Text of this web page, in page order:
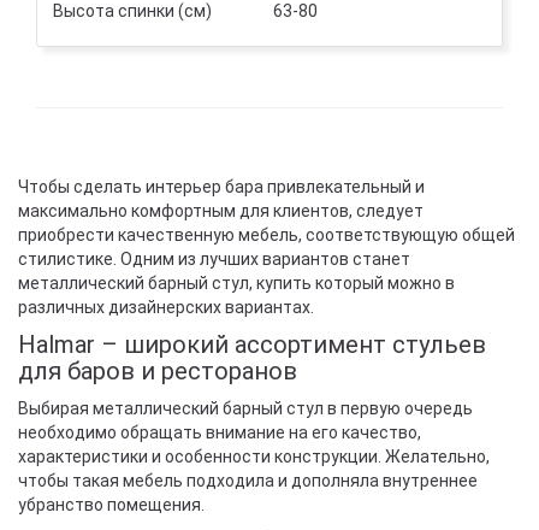
Высота спинки (см)
63-80
Чтобы сделать интерьер бара привлекательный и
максимально комфортным для клиентов, следует
приобрести качественную мебель, соответствующую общей
стилистике. Одним из лучших вариантов станет
металлический барный стул, купить который можно в
различных дизайнерских вариантах.
Halmar – широкий ассортимент стульев
для баров и ресторанов
Выбирая металлический барный стул в первую очередь
необходимо обращать внимание на его качество,
характеристики и особенности конструкции. Желательно,
чтобы такая мебель подходила и дополняла внутреннее
убранство помещения.